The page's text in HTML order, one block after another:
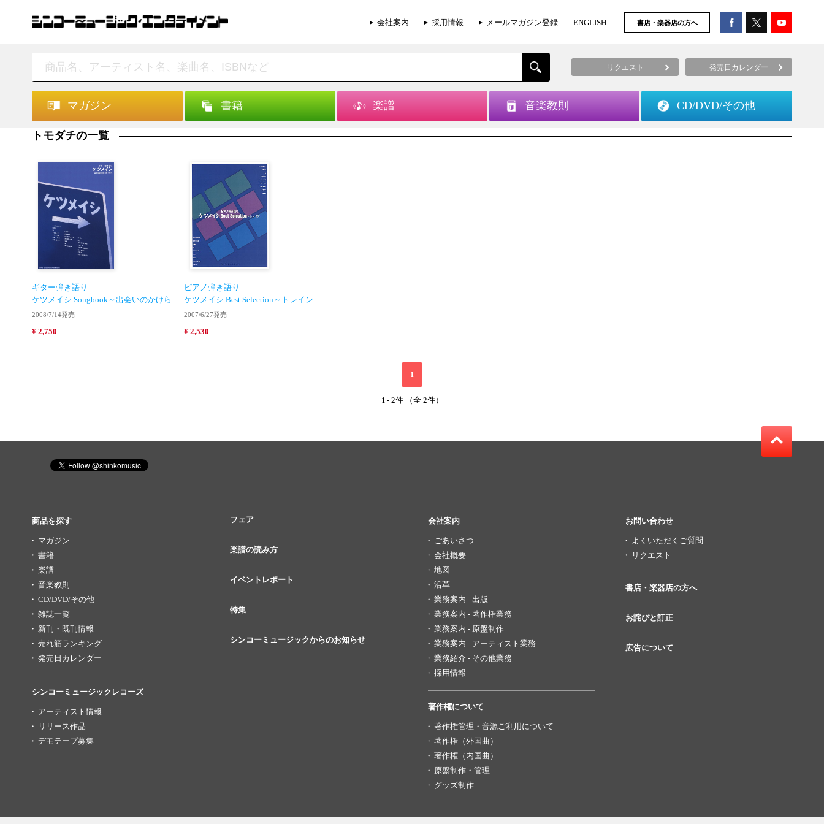
会社案内 採用情報 メールマガジン登録 ENGLISH 書店・楽器店の方へ
リクエスト 発売日カレンダー
マガジン 書籍 楽譜 音楽教則 CD/DVD/その他
トモダチの一覧
ギター弾き語り
ケツメイシ Songbook～出会いのかけら
2008/7/14発売
¥ 2,750
ピアノ弾き語り
ケツメイシ Best Selection～トレイン
2007/6/27発売
¥ 2,530
1
1 - 2件 （全 2件）
商品を探す
マガジン
書籍
楽譜
音楽教則
CD/DVD/その他
雑誌一覧
新刊・既刊情報
売れ筋ランキング
発売日カレンダー
シンコーミュージックレコーズ
アーティスト情報
リリース作品
デモテープ募集
フェア
楽譜の読み方
イベントレポート
特集
シンコーミュージックからのお知らせ
会社案内
ごあいさつ
会社概要
地図
沿革
業務案内 - 出版
業務案内 - 著作権業務
業務案内 - 原盤制作
業務案内 - アーティスト業務
業務紹介 - その他業務
採用情報
著作権について
著作権管理・音源ご利用について
著作権（外国曲）
著作権（内国曲）
原盤制作・管理
グッズ制作
お問い合わせ
よくいただくご質問
リクエスト
書店・楽器店の方へ
お詫びと訂正
広告について